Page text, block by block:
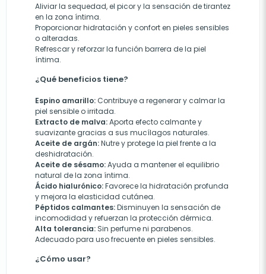
Aliviar la sequedad, el picor y la sensación de tirantez
en la zona íntima.
Proporcionar hidratación y confort en pieles sensibles
o alteradas.
Refrescar y reforzar la función barrera de la piel
íntima.
¿Qué beneficios tiene?
Espino amarillo: Contribuye a regenerar y calmar la
piel sensible o irritada.
Extracto de malva:Aporta efecto calmante y
suavizante gracias a sus mucílagos naturales.
Aceite de argán:Nutre y protege la piel frente a la
deshidratación.
Aceite de sésamo:Ayuda a mantener el equilibrio
natural de la zona íntima.
Ácido hialurónico:Favorece la hidratación profunda
y mejora la elasticidad cutánea.
Péptidos calmantes:Disminuyen la sensación de
incomodidad y refuerzan la protección dérmica.
Alta tolerancia: Sin perfume ni parabenos.
Adecuado para uso frecuente en pieles sensibles.
¿Cómo usar?